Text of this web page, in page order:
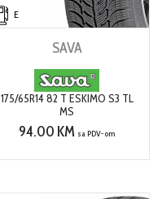
E
SAVA
175/65R14 82 T ESKIMO S3 TL
MS
94.00 KM sa PDV-om